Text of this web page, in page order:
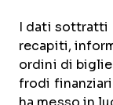
I dati sottratti
recapiti,
ordini di
frodi
ha messo in